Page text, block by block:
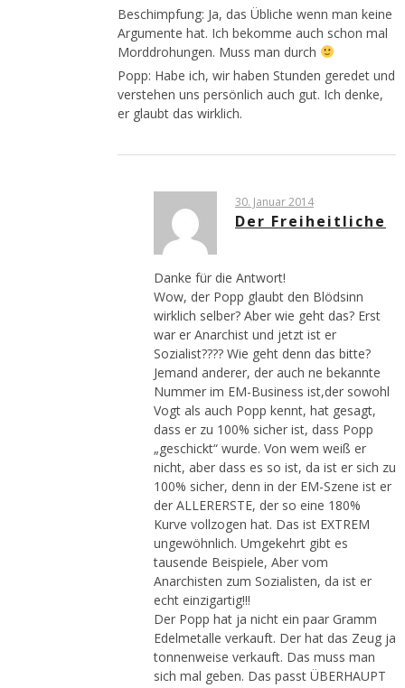
Beschimpfung: Ja, das Übliche wenn man keine
Argumente hat. Ich bekomme auch schon mal
Morddrohungen. Muss man durch
Popp: Habe ich, wir haben Stunden geredet und
verstehen uns persönlich auch gut. Ich denke,
er glaubt das wirklich.
30. Januar 2014
Der Freiheitliche
Danke für die Antwort!
Wow, der Popp glaubt den Blödsinn
wirklich selber? Aber wie geht das? Erst
war er Anarchist und jetzt ist er
Sozialist???? Wie geht denn das bitte?
Jemand anderer, der auch ne bekannte
Nummer im EM-Business ist,der sowohl
Vogt als auch Popp kennt, hat gesagt,
dass er zu 100% sicher ist, dass Popp
„geschickt“ wurde. Von wem weiß er
nicht, aber dass es so ist, da ist er sich zu
100% sicher, denn in der EM-Szene ist er
der ALLERERSTE, der so eine 180%
Kurve vollzogen hat. Das ist EXTREM
ungewöhnlich. Umgekehrt gibt es
tausende Beispiele, Aber vom
Anarchisten zum Sozialisten, da ist er
echt einzigartig!!!
Der Popp hat ja nicht ein paar Gramm
Edelmetalle verkauft. Der hat das Zeug ja
tonnenweise verkauft. Das muss man
sich mal geben. Das passt ÜBERHAUPT